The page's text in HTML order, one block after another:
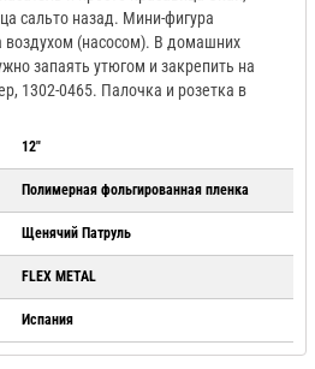
сальто назад. Мини-фигура
воздухом (насосом). В домашних
запаять утюгом и закрепить на
1302-0465. Палочка и розетка в
12"
Полимерная фольгированная пленка
Щенячий Патруль
FLEX METAL
Испания